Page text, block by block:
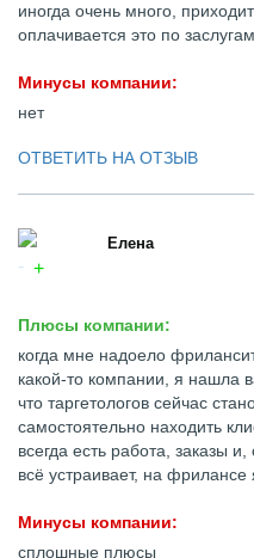
иногда очень много,
оплачивается это по заслугам
Минусы компании:
нет
ОТВЕТИТЬ НА ОТЗЫВ
Елена
Плюсы компании:
когда мне надоело
какой-то компании, я нашла
что таргетологов сейчас
самостоятельно находить
всегда есть работа, заказы
всё устраивает, на
Минусы компании:
сплошные плюсы